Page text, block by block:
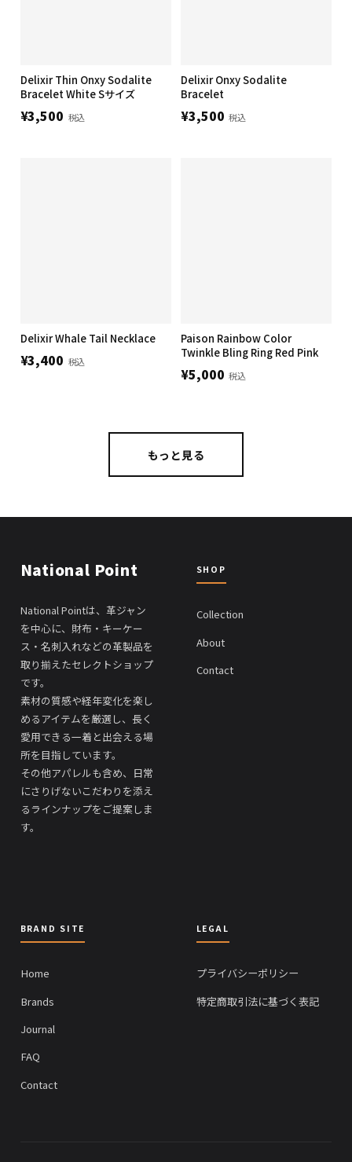
Delixir Thin Onxy Sodalite
Bracelet White Sサイズ
¥3,500 税込
Delixir Onxy Sodalite
Bracelet
¥3,500 税込
Delixir Whale Tail Necklace
¥3,400 税込
Paison Rainbow Color
Twinkle Bling Ring Red Pink
¥5,000 税込
もっと見る
National Point
National Pointは、革ジャン
を中心に、財布・キーケー
ス・名刺入れなどの革製品を
取り揃えたセレクトショップ
です。
素材の質感や経年変化を楽し
めるアイテムを厳選し、長く
愛用できる一着と出会える場
所を目指しています。
その他アパレルも含め、日常
にさりげないこだわりを添え
るラインナップをご提案しま
す。
SHOP
Collection
About
Contact
BRAND SITE
Home
Brands
Journal
FAQ
Contact
LEGAL
プライバシーポリシー
特定商取引法に基づく表記